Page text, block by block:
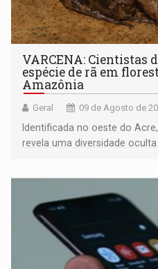
VARCENA: Cientistas
espécie de rã em
Amazônia
Geral 09 de Agosto de
Identificada no oeste do
revela uma diversidade